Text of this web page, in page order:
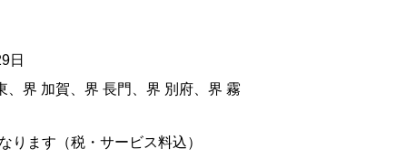
日
、界 加賀、界 長門、界 別府、界 霧
ます（税・サービス料込）